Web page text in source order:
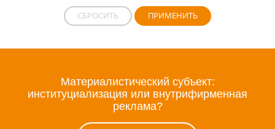
СБРОСИТЬ ПРИМЕНИТЬ
Материалистический субъект:
институциализация или внутрифирменная
реклама?